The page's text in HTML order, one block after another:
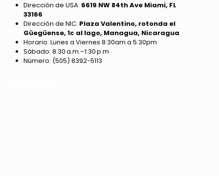
Dirección de USA: 6619 NW 84th Ave Miami, FL
33166
Dirección de NIC: Plaza Valentino, rotonda el
Güegüense, 1c al lago, Managua, Nicaragua
Horario: Lunes a Viernes 8:30am a 5:30pm
Sábado: 8:30 a.m.–1:30 p.m
Número: (505) 8392-5113